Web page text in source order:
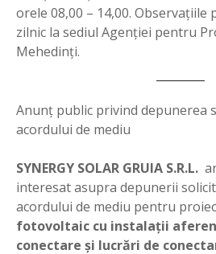
orele 08,00 – 14,00. Observaţiile
zilnic la sediul Agenţiei pentru
Mehedinţi.
Anunţ public privind depunerea
acordului de mediu
SYNERGY SOLAR GRUIA S.R.L.
interesat asupra depunerii
acordului de mediu pentru
fotovoltaic cu instalaţii
conectare şi lucrări de